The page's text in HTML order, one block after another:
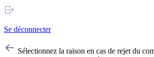
Se déconnecter
Sélectionnez la raison en cas de rejet du